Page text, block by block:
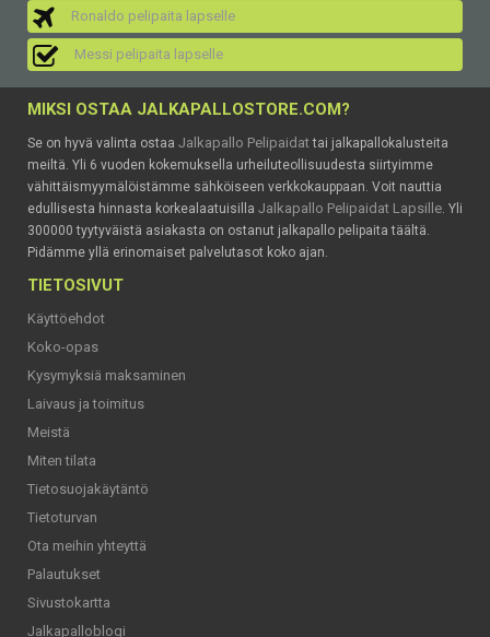
Ronaldo pelipaita lapselle
Messi pelipaita lapselle
MIKSI OSTAA JALKAPALLOSTORE.COM?
Se on hyvä valinta ostaa Jalkapallo Pelipaidattai jalkapallokalusteita
meiltä. Yli 6 vuoden kokemuksella urheiluteollisuudesta siirtyimme
vähittäismyymälöistämme sähköiseen verkkokauppaan. Voit nauttia
edullisesta hinnasta korkealaatuisilla Jalkapallo Pelipaidat Lapsille. Yli
300000 tyytyväistä asiakasta on ostanut jalkapallo pelipaita täältä.
Pidämme yllä erinomaiset palvelutasot koko ajan.
TIETOSIVUT
Käyttöehdot
Koko-opas
Kysymyksiä maksaminen
Laivaus ja toimitus
Meistä
Miten tilata
Tietosuojakäytäntö
Tietoturvan
Ota meihin yhteyttä
Palautukset
Sivustokartta
Jalkapalloblogi